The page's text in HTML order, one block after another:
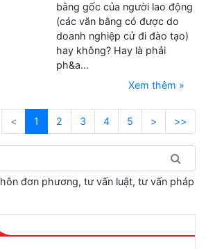
bằng gốc của người lao động
(các văn bằng có được do
doanh nghiệp cử đi đào tạo)
hay không? Hay là phải
ph&a...
Xem thêm »
< 1 2 3 4 5 > >>
đơn phương, tư vấn luật, tư vấn pháp